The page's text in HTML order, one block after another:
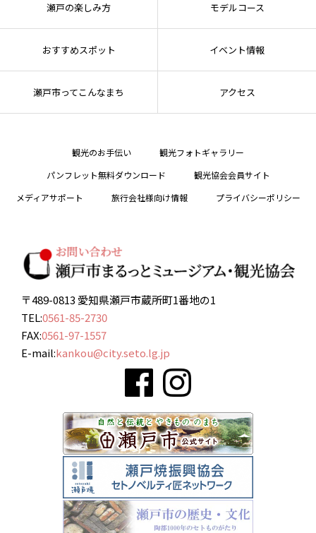
瀬戸の楽しみ方 モデルコース
おすすめスポット イベント情報
瀬戸市ってこんなまち アクセス
観光のお手伝い
観光フォトギャラリー
パンフレット無料ダウンロード
観光協会会員サイト
メディアサポート
旅行会社様向け情報 プライバシーポリシー
〒489-0813 愛知県瀬戸市蔵所町1番地の1
TEL:0561-85-2730
FAX:0561-97-1557
E-mail:kankou@city.seto.lg.jp